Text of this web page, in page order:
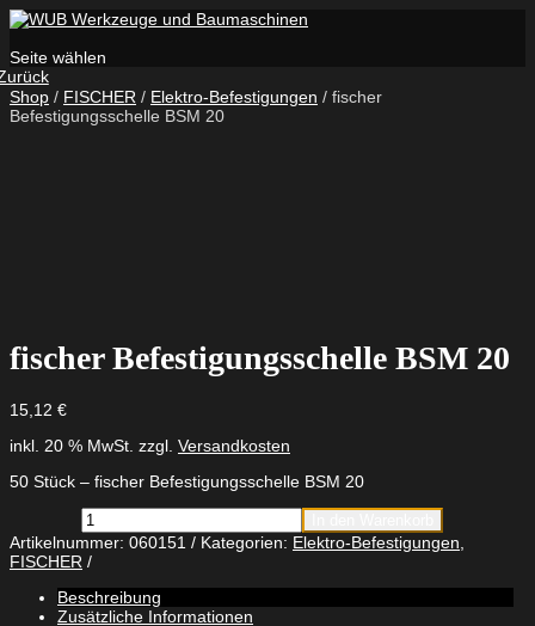
Seite wählen
Shop / FISCHER / Elektro-Befestigungen / fischer
Befestigungsschelle BSM 20
fischer Befestigungsschelle BSM 20
15,12 €
inkl. 20 % MwSt. zzgl. Versandkosten
50 Stück – fischer Befestigungsschelle BSM 20
fischer
Befestigungsschelle
BSM
20
Menge
Artikelnummer: 060151 Kategorien: Elektro-Befestigungen
FISCHER
Beschreibung
Zusätzliche Informationen